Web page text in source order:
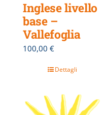
Inglese livello
base –
Vallefoglia
100,00 €
Dettagli